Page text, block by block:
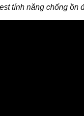
tính năng chống ồn